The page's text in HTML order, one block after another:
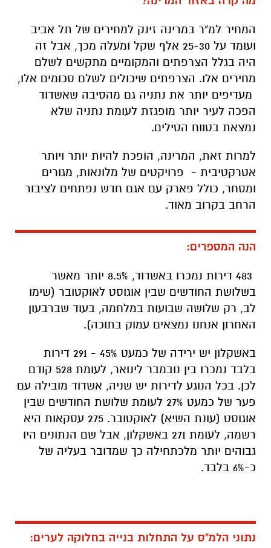
המחיר למ"ר במרינה זינק למחירים של תל אביב
ועומד על 25-30 אלף שקל ומעלה מכך, אבל זה
היה בגלל הצרפתים והמקומיים מתקשים לשלם
מחירים אלו. הצרפתים שיכולים לשלם סכומים אלו,
מעדיפים יותר את נתניה גם מהסיבה שאשדוד
הפכה לעיר יותר מופגזת לעומת נתניה שלא
נמצאת בטווח הטילים.
למרות זאת, המרינה, הופכת להיות יותר ויותר
אטרקטיבית - פרויקטים של מלונאות, מגורים
ומסחר, כולל פארק עם אגם חדש נפתחים לציבור
הרחב בקרוב מאוד.
הנה המספרים:
483 דירות נמכרו באשדוד, 8.5% יותר מאשר
בשלושת החודשים שבין אוגוסט לאוקטובר (שימו
לב, רק שלושה שבועות במלחמה, בעוד שברבעון
האחרון אנחנו נמצאים עמוק בתוכה).
באשקלון יש ירידה של כמעט 45% - 291 דירות
בלבד נמכרו בין נובמבר לינואר, לעומת 528 קודם
לכן. בכל הנוגע לדירות יש שניה, אשדוד מובילה עם
פער של כמעט 27% לעומת שלושת החודשים שבין
אוגוסט (עונת השיא) לאוקטובר. 275 עסקאות היא
רשמה, לעומת 271 באשקלון, אבל שם הנתונים היו
גבוהים יותר מלכתחילה כך שמדובר בעליה של
כ-6% בלבד.
נתוני הלמ"ס על התחלות בנייה בחלוקה לערים: